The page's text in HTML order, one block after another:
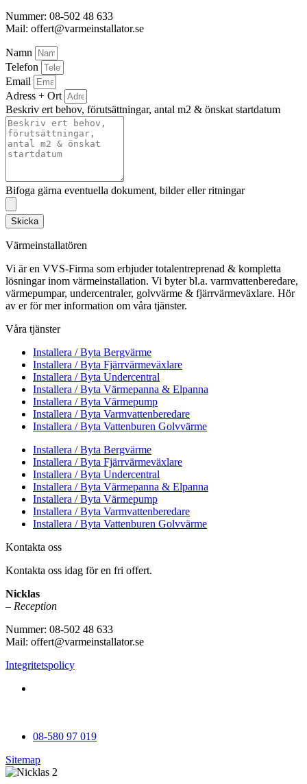
Nummer: 08-502 48 633
Mail: offert@varmeinstallator.se
Namn
Telefon
Email
Adress + Ort
Beskriv ert behov, förutsättningar, antal m2 & önskat startdatum
Bifoga gärna eventuella dokument, bilder eller ritningar
Skicka
Värmeinstallatören
Vi är en VVS-Firma som erbjuder totalentreprenad & kompletta
lösningar inom värmeinstallation. Vi byter bl.a. varmvattenberedare,
värmepumpar, undercentraler, golvvärme & fjärrvärmeväxlare. Hör
av er för mer information om våra tjänster.
Våra tjänster
Installera / Byta Bergvärme
Installera / Byta Fjärrvärmeväxlare
Installera / Byta Undercentral
Installera / Byta Värmepanna & Elpanna
Installera / Byta Värmepump
Installera / Byta Varmvattenberedare
Installera / Byta Vattenburen Golvvärme
Installera / Byta Bergvärme
Installera / Byta Fjärrvärmeväxlare
Installera / Byta Undercentral
Installera / Byta Värmepanna & Elpanna
Installera / Byta Värmepump
Installera / Byta Varmvattenberedare
Installera / Byta Vattenburen Golvvärme
Kontakta oss
Kontakta oss idag för en fri offert.
Nicklas
– Reception
Nummer: 08-502 48 633
Mail: offert@varmeinstallator.se
Integritetspolicy
08-580 97 019
Sitemap